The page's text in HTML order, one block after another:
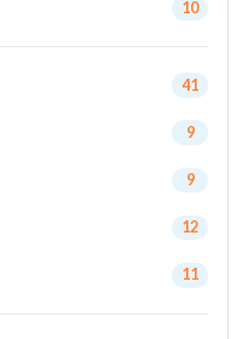
10
41
9
9
12
11